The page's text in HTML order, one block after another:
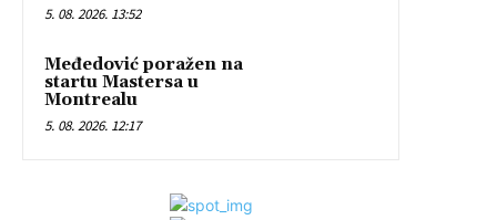
5. 08. 2026. 13:52
Međedović poražen na
startu Mastersa u
Montrealu
5. 08. 2026. 12:17